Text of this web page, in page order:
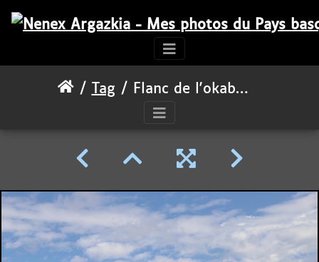
Tag Flanc de l'okabe (Occabe) et Ahuntzbide